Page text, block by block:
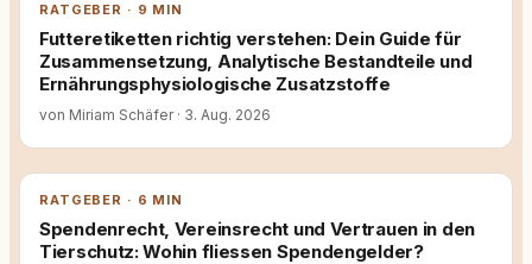
RATGEBER · 9 MIN
Futteretiketten richtig verstehen: Dein Guide für
Zusammensetzung, Analytische Bestandteile und
Ernährungsphysiologische Zusatzstoffe
von Miriam Schäfer · 3. Aug. 2026
RATGEBER · 6 MIN
Spendenrecht, Vereinsrecht und Vertrauen in den
Tierschutz: Wohin fliessen Spendengelder?